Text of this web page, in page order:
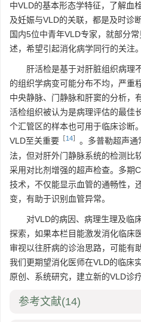
中VLD的基本形态学特征，了解血
及妊娠与VLD的关联，都是及时诊
国内5位中青年VLD专家，就部分
述，希望引起消化病学同行的关注。
肝活检是基于对肝脏组织病理
的组织学病变可能分布不均，严重
中央静脉、门静脉和肝窦的分析，
活检组织被认为是病理评估的最佳
个汇管区的样本也可用于临床诊断
VLD至关重要 ［14］ 。多普勒超声通
法，但对肝外门静脉系统的检测比
采用对比剂增强的超声检查。多期
技术，不仅能显示血管的通畅性，
变，有助于识别血管异常。
对VLD的病因、病理生理及临
探索，如果本栏目能激发消化临床
审视以往肝病的诊治思路，可能有
我们更期望消化医师在VLD的临床
原创、系统研究，建立新的VLD诊
参考文献(14)